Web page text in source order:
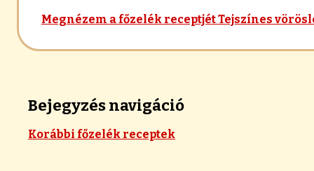
Megnézem a főzelék receptjétTejszínes
Bejegyzés navigáció
Korábbi főzelék receptek